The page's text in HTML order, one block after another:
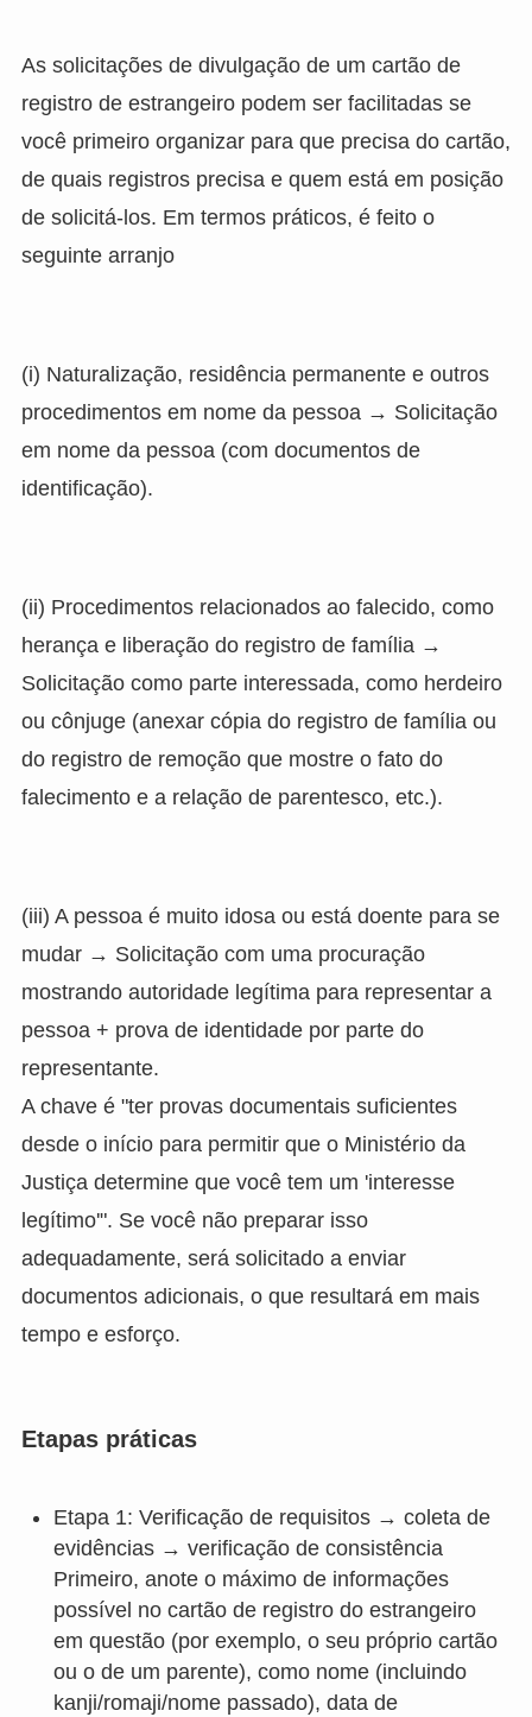
As solicitações de divulgação de um cartão de
registro de estrangeiro podem ser facilitadas se
você primeiro organizar para que precisa do cartão,
de quais registros precisa e quem está em posição
de solicitá-los. Em termos práticos, é feito o
seguinte arranjo
(i) Naturalização, residência permanente e outros
procedimentos em nome da pessoa → Solicitação
em nome da pessoa (com documentos de
identificação).
(ii) Procedimentos relacionados ao falecido, como
herança e liberação do registro de família →
Solicitação como parte interessada, como herdeiro
ou cônjuge (anexar cópia do registro de família ou
do registro de remoção que mostre o fato do
falecimento e a relação de parentesco, etc.).
(iii) A pessoa é muito idosa ou está doente para se
mudar → Solicitação com uma procuração
mostrando autoridade legítima para representar a
pessoa + prova de identidade por parte do
representante.
A chave é "ter provas documentais suficientes
desde o início para permitir que o Ministério da
Justiça determine que você tem um 'interesse
legítimo'". Se você não preparar isso
adequadamente, será solicitado a enviar
documentos adicionais, o que resultará em mais
tempo e esforço.
Etapas práticas
Etapa 1: Verificação de requisitos → coleta de
evidências → verificação de consistência
Primeiro, anote o máximo de informações
possível no cartão de registro do estrangeiro
em questão (por exemplo, o seu próprio cartão
ou o de um parente), como nome (incluindo
kanji/romaji/nome passado), data de